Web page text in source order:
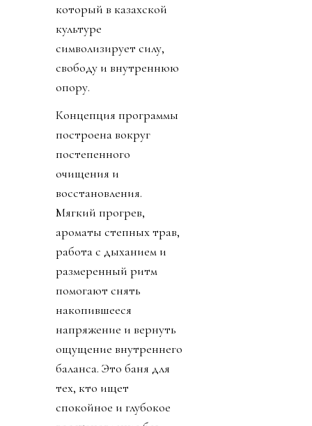
который в казахской
культуре
символизирует силу,
свободу и внутреннюю
опору.
Концепция программы
построена вокруг
постепенного
очищения и
восстановления.
Мягкий прогрев,
ароматы степных трав,
работа с дыханием и
размеренный ритм
помогают снять
накопившееся
напряжение и вернуть
ощущение внутреннего
баланса. Это баня для
тех, кто ищет
спокойное и глубокое